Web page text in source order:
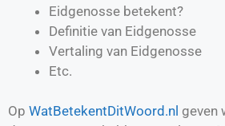
Eidgenosse betekent?
Definitie van Eidgenosse
Vertaling van Eidgenosse
Etc.
Op WatBetekentDitWoord.nl geven